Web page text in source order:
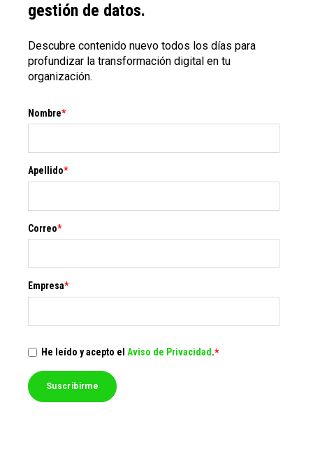
gestión de datos.
Descubre contenido nuevo todos los días para
profundizar la transformación digital en tu
organización.
Nombre*
Apellido*
Correo*
Empresa*
He leído y acepto el Aviso de Privacidad .*